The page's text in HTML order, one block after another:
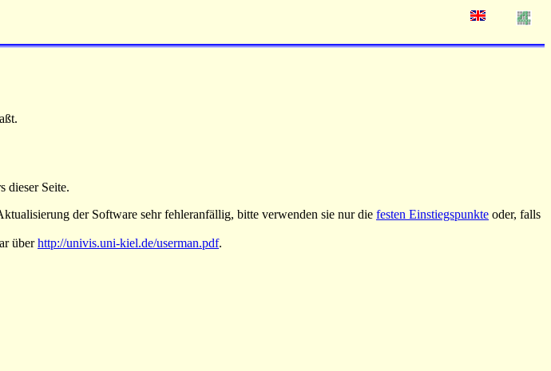
dieser Seite.
der Software sehr fehleranfällig, bitte verwenden sie nur die festen Einstiegspunkte oder, falls
überhttp://univis.uni-kiel.de/userman.pdf.